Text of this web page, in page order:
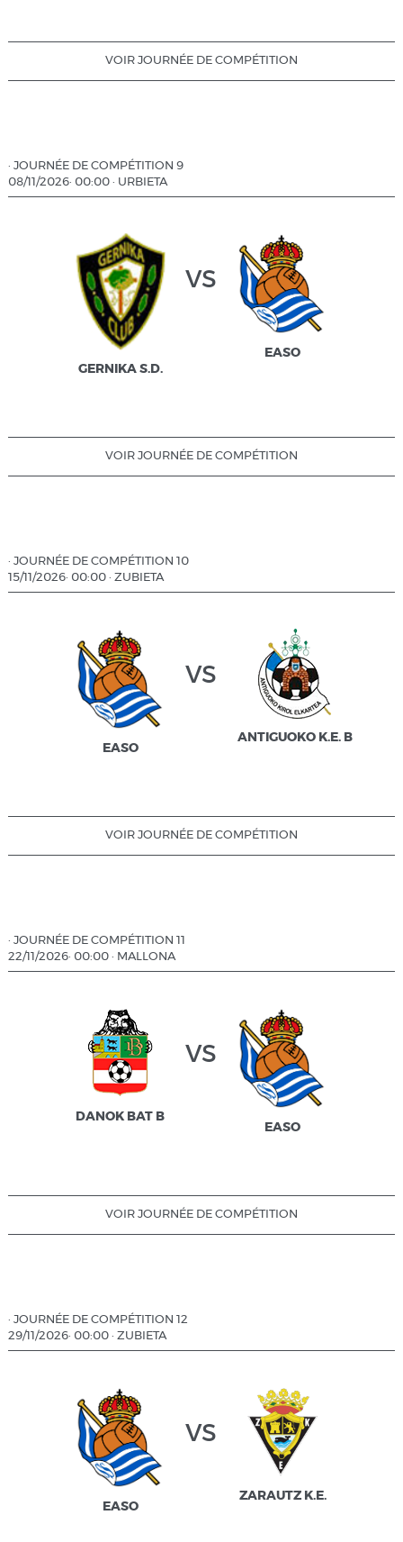
VOIR JOURNÉE DE COMPÉTITION
· JOURNÉE DE COMPÉTITION 9
08/11/2026· 00:00 · URBIETA
GERNIKA S.D.
vs
EASO
VOIR JOURNÉE DE COMPÉTITION
· JOURNÉE DE COMPÉTITION 10
15/11/2026· 00:00 · ZUBIETA
EASO
vs
ANTIGUOKO K.E. B
VOIR JOURNÉE DE COMPÉTITION
· JOURNÉE DE COMPÉTITION 11
22/11/2026· 00:00 · MALLONA
DANOK BAT B
vs
EASO
VOIR JOURNÉE DE COMPÉTITION
· JOURNÉE DE COMPÉTITION 12
29/11/2026· 00:00 · ZUBIETA
EASO
vs
ZARAUTZ K.E.